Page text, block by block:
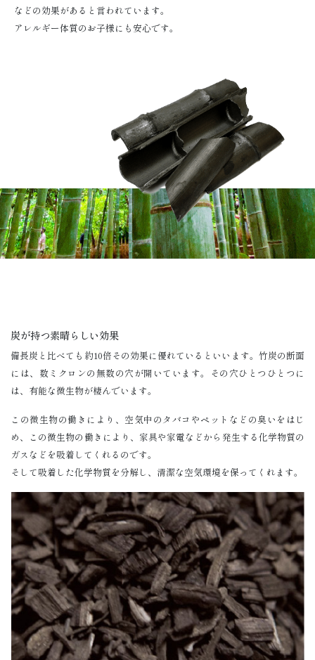
などの効果があると言われています。
アレルギー体質のお子様にも安心です。
炭が持つ素晴らしい効果
備長炭と比べても約10倍その効果に優れているといいます。竹炭の断面
には、数ミクロンの無数の穴が開いています。その穴ひとつひとつに
は、有能な微生物が棲んでいます。
この微生物の働きにより、空気中のタバコやペットなどの臭いをはじ
め、この微生物の働きにより、家具や家電などから発生する化学物質の
ガスなどを吸着してくれるのです。
そして吸着した化学物質を分解し、清潔な空気環境を保ってくれます。